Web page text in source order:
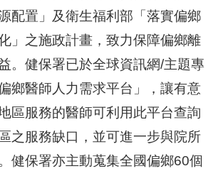
配置」及衛生福利部「落實偏鄉
」之施政計畫，致力保障偏鄉離
。健保署已於全球資訊網/主題專
鄉醫師人力需求平台」，讓有意
區服務的醫師可利用此平台查詢
之服務缺口，並可進一步與院所
健保署亦主動蒐集全國偏鄉60個